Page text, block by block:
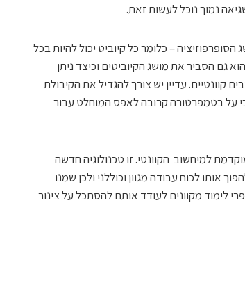
נמוך נוכל לעשות זאת.
– כלומר כל קיוביט יכול להיות בכל
הסביר את מושג הקיוביטים וכיצד ניתן
נכון לעכשיו, החברה מציעה קישור ל-23 מחשבים קוונטיים. עדיין יש צורך להגדיל את הקיבולת
על בטמפרטורה קרובה לאפס המוחלט עבור
למיחשוב הקוונטי. זו טכנולוגיה חדשה
אותו לכוח עבודה מגוון וכוללני ולכן שמנו
לימוד מקוונים לעודד אותם להסתכל על צינור